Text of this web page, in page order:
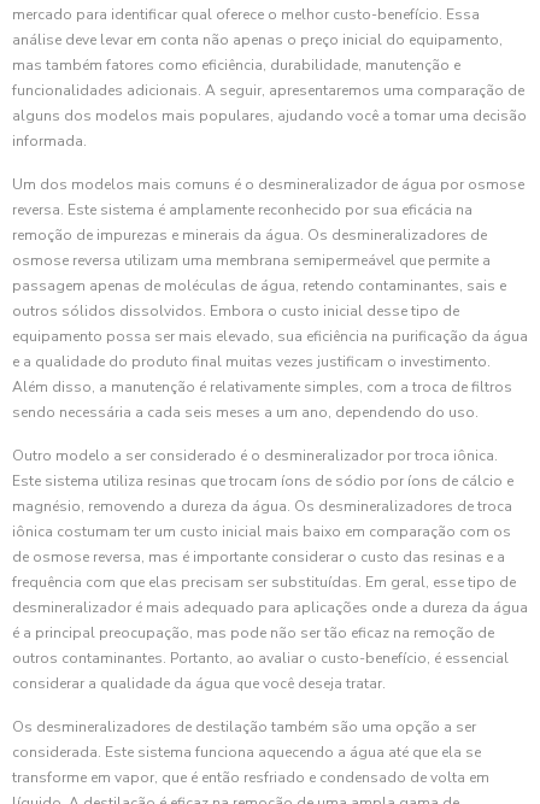
mercado para identificar qual oferece o melhor custo-benefício. Essa
análise deve levar em conta não apenas o preço inicial do equipamento,
mas também fatores como eficiência, durabilidade, manutenção e
funcionalidades adicionais. A seguir, apresentaremos uma comparação de
alguns dos modelos mais populares, ajudando você a tomar uma decisão
informada.
Um dos modelos mais comuns é o desmineralizador de água por osmose
reversa. Este sistema é amplamente reconhecido por sua eficácia na
remoção de impurezas e minerais da água. Os desmineralizadores de
osmose reversa utilizam uma membrana semipermeável que permite a
passagem apenas de moléculas de água, retendo contaminantes, sais e
outros sólidos dissolvidos. Embora o custo inicial desse tipo de
equipamento possa ser mais elevado, sua eficiência na purificação da água
e a qualidade do produto final muitas vezes justificam o investimento.
Além disso, a manutenção é relativamente simples, com a troca de filtros
sendo necessária a cada seis meses a um ano, dependendo do uso.
Outro modelo a ser considerado é o desmineralizador por troca iônica.
Este sistema utiliza resinas que trocam íons de sódio por íons de cálcio e
magnésio, removendo a dureza da água. Os desmineralizadores de troca
iônica costumam ter um custo inicial mais baixo em comparação com os
de osmose reversa, mas é importante considerar o custo das resinas e a
frequência com que elas precisam ser substituídas. Em geral, esse tipo de
desmineralizador é mais adequado para aplicações onde a dureza da água
é a principal preocupação, mas pode não ser tão eficaz na remoção de
outros contaminantes. Portanto, ao avaliar o custo-benefício, é essencial
considerar a qualidade da água que você deseja tratar.
Os desmineralizadores de destilação também são uma opção a ser
considerada. Este sistema funciona aquecendo a água até que ela se
transforme em vapor, que é então resfriado e condensado de volta em